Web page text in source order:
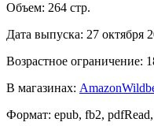
Объем: 264 стр.
Дата выпуска: 27 октября
Возрастное ограничение:
В магазинах: Amazon
Формат: epub, fb2,